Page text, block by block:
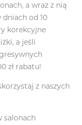
a wraz z nią
od 10
korekcyjne
a jeśli
zł rabatu!
z naszych
salonach